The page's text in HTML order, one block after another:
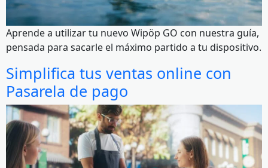
Aprende a utilizar tu nuevo Wipöp GO con nuestra guía,
pensada para sacarle el máximo partido a tu dispositivo.
Simplifica tus ventas online con
Pasarela de pago